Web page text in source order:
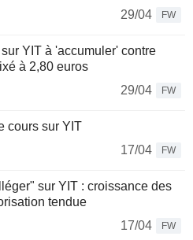
29/04
FW
YIT à 'accumuler' contre
à 2,80 euros
29/04
FW
cours sur YIT
17/04
FW
sur YIT : croissance des
tendue
17/04
FW